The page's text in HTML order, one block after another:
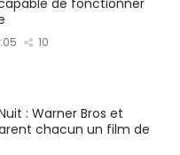
10
: Warner Bros et
chacun un film de